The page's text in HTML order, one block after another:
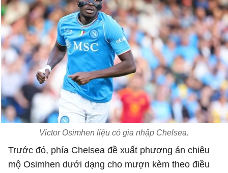
Victor Osimhen liệu có gia nhập Chelsea.
Trước đó, phía Chelsea đề xuất phương án chiêu
mộ Osimhen dưới dạng cho mượn kèm theo điều